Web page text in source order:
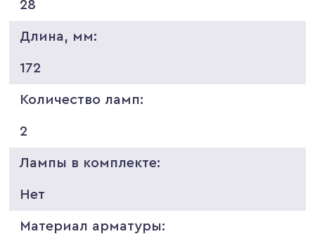
28
Длина, мм:
172
Количество ламп:
2
Лампы в комплекте:
Нет
Материал арматуры: